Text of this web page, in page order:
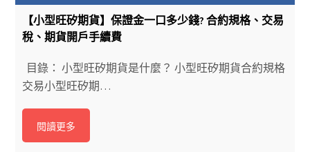
【小型旺矽期貨】保證金一口多少錢? 合約規格、交易
稅、期貨開戶手續費
目錄： 小型旺矽期貨是什麼？ 小型旺矽期貨合約規格
交易小型旺矽期…
閱讀更多